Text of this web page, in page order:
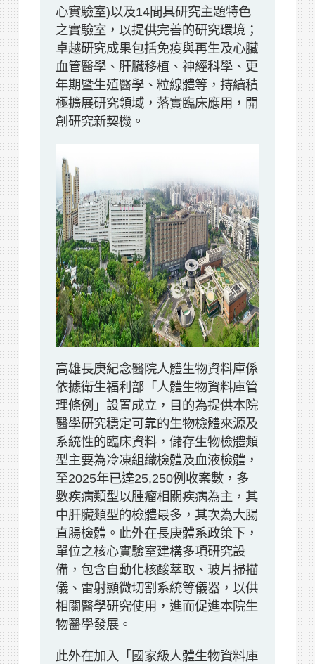
心實驗室)以及14間具研究主題特色
之實驗室，以提供完善的研究環境；
卓越研究成果包括免疫與再生及心臟
血管醫學、肝臟移植、神經科學、更
年期暨生殖醫學、粒線體等，持續積
極擴展研究領域，落實臨床應用，開
創研究新契機。
高雄長庚紀念醫院人體生物資料庫係
依據衛生福利部「人體生物資料庫管
理條例」設置成立，目的為提供本院
醫學研究穩定可靠的生物檢體來源及
系統性的臨床資料，儲存生物檢體類
型主要為冷凍組織檢體及血液檢體，
至2025年已達25,250例收案數，多
數疾病類型以腫瘤相關疾病為主，其
中肝臟類型的檢體最多，其次為大腸
直腸檢體。此外在長庚體系政策下，
單位之核心實驗室建構多項研究設
備，包含自動化核酸萃取、玻片掃描
儀、雷射顯微切割系統等儀器，以供
相關醫學研究使用，進而促進本院生
物醫學發展。
此外在加入「國家級人體生物資料庫